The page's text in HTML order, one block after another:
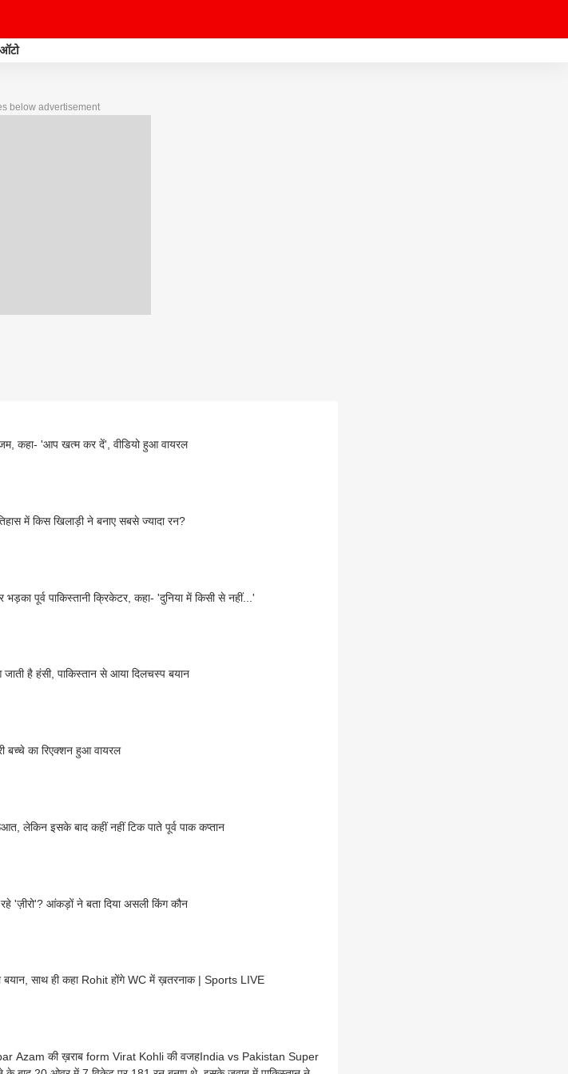
ऑटो
below advertisement
कहा- 'आप खत्म कर दें', वीडियो हुआ वायरल
में किस खिलाड़ी ने बनाए सबसे ज्यादा रन?
पूर्व पाकिस्तानी क्रिकेटर, कहा- 'दुनिया में किसी से नहीं...'
है हंसी, पाकिस्तान से आया दिलचस्प बयान
बच्चे का रिएक्शन हुआ वायरल
लेकिन इसके बाद कहीं नहीं टिक पाते पूर्व पाक कप्तान
'ज़ीरो'? आंकड़ों ने बता दिया असली किंग कौन
साथ ही कहा Rohit होंगे WC में ख़तरनाक | Sports LIVE
Azam की ख़राब form Virat Kohli की वजहIndia vs Pakistan Super